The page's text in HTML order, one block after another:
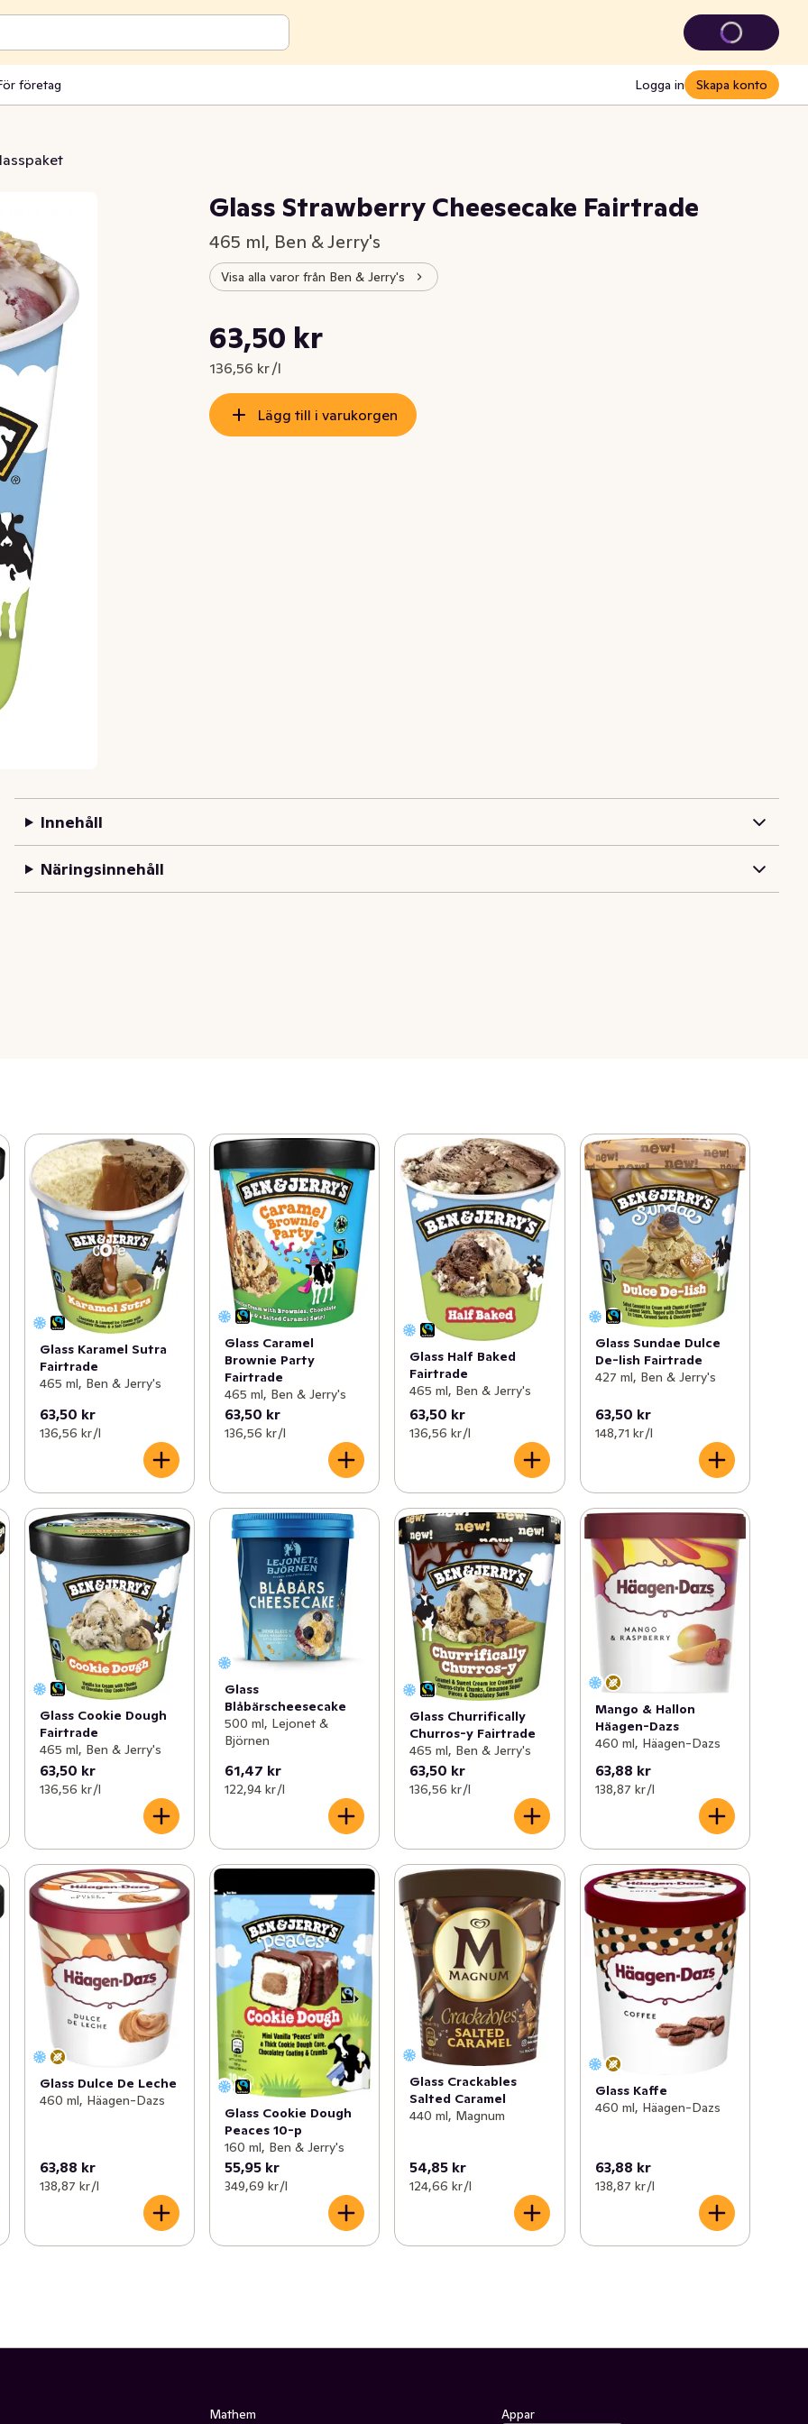
företag Logga in Skapa konto
Glass Strawberry Cheesecake Fairtrade
465 ml, Ben & Jerry's
Visa alla varor från Ben & Jerry's
Nuvarande pris är: 63,50 kr
63,50 kr
136,56 kr /l
Styckpris: 136,56 kr /l
Lägg till i varukorgen
Innehåll
Näringsinnehåll
Glass Karamel Sutra
Fairtrade
465 ml, Ben & Jerry's
63,50 kr
136,56 kr /l
Glass Caramel
Brownie Party
Fairtrade
465 ml, Ben & Jerry's
63,50 kr
136,56 kr /l
Glass Half Baked
Fairtrade
465 ml, Ben & Jerry's
63,50 kr
136,56 kr /l
Glass Sundae Dulce
De-lish Fairtrade
427 ml, Ben & Jerry's
63,50 kr
148,71 kr /l
Glass Cookie Dough
Fairtrade
465 ml, Ben & Jerry's
63,50 kr
136,56 kr /l
Glass
Blåbärscheesecake
500 ml, Lejonet &
Björnen
61,47 kr
122,94 kr /l
Glass Churrifically
Churros-y Fairtrade
465 ml, Ben & Jerry's
63,50 kr
136,56 kr /l
Mango & Hallon
Häagen-Dazs
460 ml, Häagen-Dazs
63,88 kr
138,87 kr /l
Glass Dulce De Leche
460 ml, Häagen-Dazs
63,88 kr
138,87 kr /l
Glass Cookie Dough
Peaces 10-p
160 ml, Ben & Jerry's
55,95 kr
349,69 kr /l
Glass Crackables
Salted Caramel
440 ml, Magnum
54,85 kr
124,66 kr /l
Glass Kaffe
460 ml, Häagen-Dazs
63,88 kr
138,87 kr /l
Mathem Appar